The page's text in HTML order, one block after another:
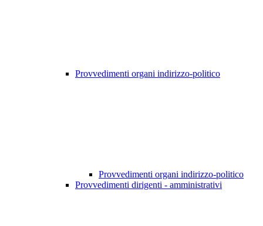
Provvedimenti organi indirizzo-politico
Provvedimenti organi indirizzo-politico
Provvedimenti dirigenti - amministrativi